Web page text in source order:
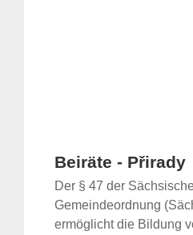
Beiräte - Přirady
Der § 47 der
Gemeindeordnung
ermöglicht die Bildung